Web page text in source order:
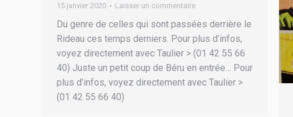
15 janvier 2020
Laisser un commentaire
Du genre de celles qui sont passées derrière le
Rideau ces temps derniers. Pour plus d’infos,
voyez directement avec Taulier > (01 42 55 66
40) Juste un petit coup de Béru en entrée… Pour
plus d’infos, voyez directement avec Taulier >
(01 42 55 66 40)